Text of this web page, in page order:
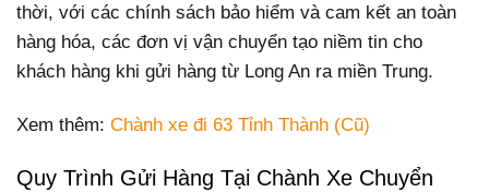
thời, với các chính sách bảo hiểm và cam kết an toàn
hàng hóa, các đơn vị vận chuyển tạo niềm tin cho
khách hàng khi gửi hàng từ Long An ra miền Trung.
Xem thêm: Chành xe đi 63 Tỉnh Thành (Cũ)
Quy Trình Gửi Hàng Tại Chành Xe Chuyển